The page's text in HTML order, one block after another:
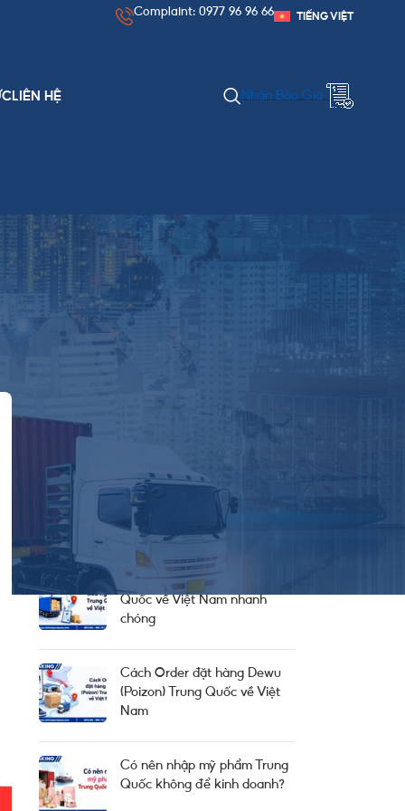
Complaint: 0977 96 96 66 TIẾNG VIỆT
LIÊN HỆ Nhận Báo Giá
DANH MỤC BÀI VIẾT
Chính Sách & Thủ Tục
Thông Báo Chung Từ Công Ty
Tin Thị Trường
BÀI HAY NÊN ĐỌC
Nhập hàng tiểu ngạch Trung
Quốc về Việt Nam nhanh
chóng
Cách Order đặt hàng Dewu
(Poizon) Trung Quốc về Việt
Nam
Có nên nhập mỹ phẩm Trung
Quốc không để kinh doanh?